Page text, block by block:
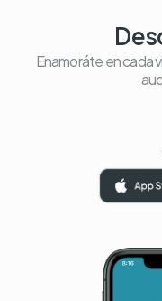
Enamoráte en cada